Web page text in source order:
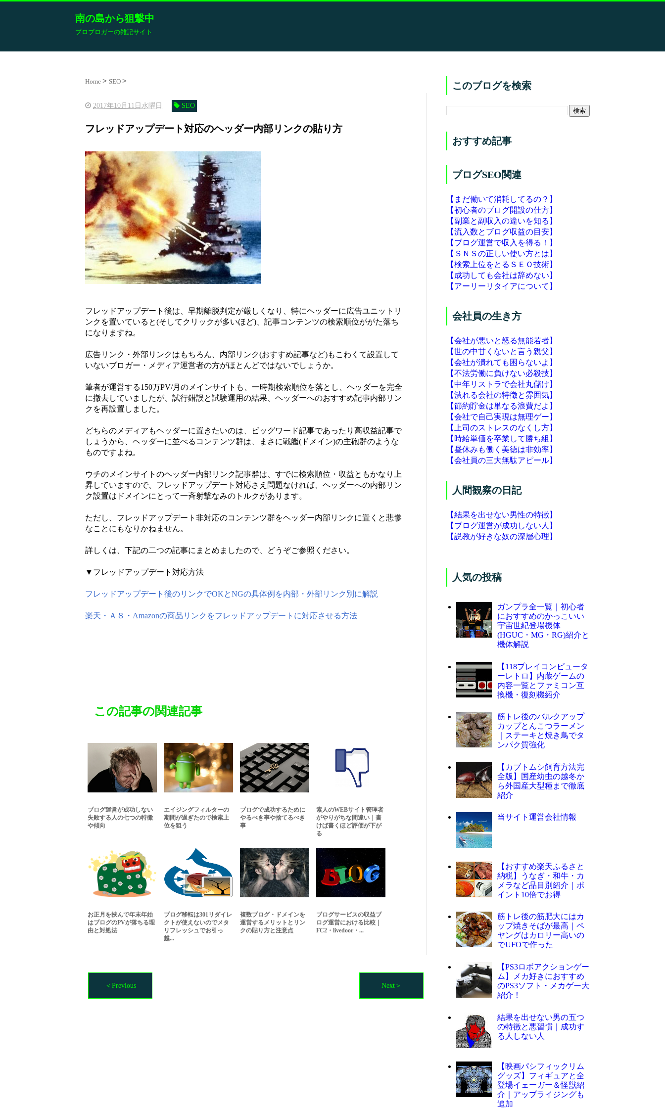
南の島から狙撃中
プロブロガーの雑記サイト
Home SEO
2017年10月11日水曜日 SEO
フレッドアップデート対応のヘッダー内部リンクの貼り方
フレッドアップデート後は、早期離脱判定が厳しくなり、特にヘッダーに広告ユニットリ
ンクを置いていると(そしてクリックが多いほど)、記事コンテンツの検索順位ががた落ち
になりますね。
広告リンク・外部リンクはもちろん、内部リンク(おすすめ記事など)もこわくて設置して
いないブロガー・メディア運営者の方がほとんどではないでしょうか。
筆者が運営する150万PV/月のメインサイトも、一時期検索順位を落とし、ヘッダーを完全
に撤去していましたが、試行錯誤と試験運用の結果、ヘッダーへのおすすめ記事内部リン
クを再設置しました。
どちらのメディアもヘッダーに置きたいのは、ビッグワード記事であったり高収益記事で
しょうから、ヘッダーに並べるコンテンツ群は、まさに戦艦(ドメイン)の主砲群のような
ものですよね。
ウチのメインサイトのヘッダー内部リンク記事群は、すでに検索順位・収益ともかなり上
昇していますので、フレッドアップデート対応さえ問題なければ、ヘッダーへの内部リン
ク設置はドメインにとって一斉射撃なみのトルクがあります。
ただし、フレッドアップデート非対応のコンテンツ群をヘッダー内部リンクに置くと悲惨
なことにもなりかねません。
詳しくは、下記の二つの記事にまとめましたので、どうぞご参照ください。
▼フレッドアップデート対応方法
フレッドアップデート後のリンクでOKとNGの具体例を内部・外部リンク別に解説
楽天・Ａ８・Amazonの商品リンクをフレッドアップデートに対応させる方法
この記事の関連記事
ブログ運営が成功しない
失敗する人の七つの特徴
や傾向
エイジングフィルターの
期間が過ぎたので検索上
位を狙う
ブログで成功するために
やるべき事や捨てるべき
事
素人のWEBサイト管理者
がやりがちな間違い｜書
けば書くほど評価が下が
る
お正月を挟んで年末年始
はブログのPVが落ちる理
由と対処法
ブログ移転は301リダイレ
クトが使えないのでメタ
リフレッシュでお引っ
越...
複数ブログ・ドメインを
運営するメリットとリン
クの貼り方と注意点
ブログサービスの収益ブ
ログ運営における比較｜
FC2・livedoor・...
＜Previous Next＞
このブログを検索
おすすめ記事
ブログSEO関連
【まだ働いて消耗してるの？】
【初心者のブログ開設の仕方】
【副業と副収入の違いを知る】
【流入数とブログ収益の目安】
【ブログ運営で収入を得る！】
【ＳＮＳの正しい使い方とは】
【検索上位をとるＳＥＯ技術】
【成功しても会社は辞めない】
【アーリーリタイアについて】
会社員の生き方
【会社が悪いと怒る無能若者】
【世の中甘くないと言う親父】
【会社が潰れても困らないよ】
【不法労働に負けない必殺技】
【中年リストラで会社丸儲け】
【潰れる会社の特徴と雰囲気】
【節約貯金は単なる浪費だよ】
【会社で自己実現は無理ゲー】
【上司のストレスのなくし方】
【時給単価を卒業して勝ち組】
【昼休みも働く美徳は非効率】
【会社員の三大無駄アピール】
人間観察の日記
【結果を出せない男性の特徴】
【ブログ運営が成功しない人】
【説教が好きな奴の深層心理】
人気の投稿
ガンプラ全一覧｜初心者
におすすめのかっこいい
宇宙世紀登場機体
(HGUC・MG・RG)紹介と
機体解説
【118プレイコンピュータ
ーレトロ】内蔵ゲームの
内容一覧とファミコン互
換機・復刻機紹介
筋トレ後のバルクアップ
カップとんこつラーメン
｜ステーキと焼き鳥でタ
ンパク質強化
【カブトムシ飼育方法完
全版】国産幼虫の越冬か
ら外国産大型種まで徹底
紹介
当サイト運営会社情報
【おすすめ楽天ふるさと
納税】うなぎ・和牛・カ
メラなど品目別紹介｜ポ
イント10倍でお得
筋トレ後の筋肥大にはカ
ップ焼きそばが最高｜ペ
ヤングはカロリー高いの
でUFOで作った
【PS3ロボアクションゲー
ム】メカ好きにおすすめ
のPS3ソフト・メカゲー大
紹介！
結果を出せない男の五つ
の特徴と悪習慣｜成功す
る人しない人
【映画パシフィックリム
グッズ】フィギュアと全
登場イェーガー＆怪獣紹
介｜アップライジングも
追加